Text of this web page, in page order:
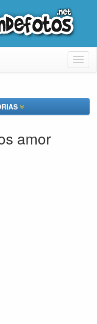
amor